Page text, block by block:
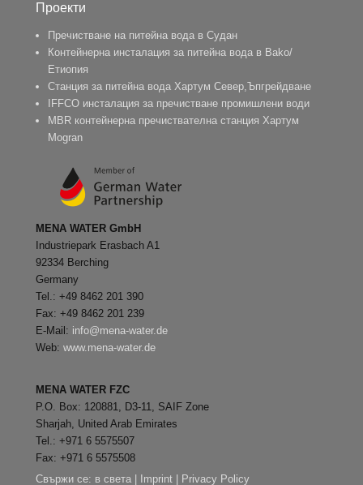
Проекти
Пречистване на питейна вода в Судан
Контейнерна инсталация за питейна вода в Bako/
Етиопия
Станция за питейна вода Хартум Север,Ъпгрейдване
IFFCO инсталация за пречистване промишлени води
MBR контейнерна пречиствателна станция Хартум
Mogran
MENA WATER GmbH
Industriepark Erasbach A1
92334 Berching
Germany
Tel.: +49 8462 201 390
Fax: +49 8462 201 239
E-Mail: info@mena-water.de
Web: www.mena-water.de
MENA WATER FZC
P.O. Box: 120881, D3-11, SAIF Zone
Sharjah, United Arab Emirates
Tel.: +971 6 5575507
Fax: +971 6 5575508
Свържи се: в света | Imprint | Privacy Policy